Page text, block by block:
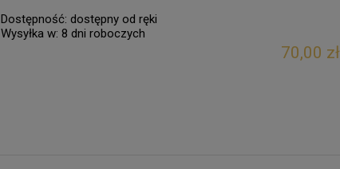
Dostępność: dostępny od ręki
Wysyłka w: 8 dni roboczych
70,00 zł